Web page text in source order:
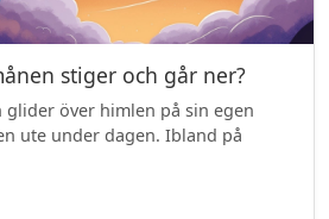
stiger och går ner?
glider över himlen på sin egen
ute under dagen. Ibland på